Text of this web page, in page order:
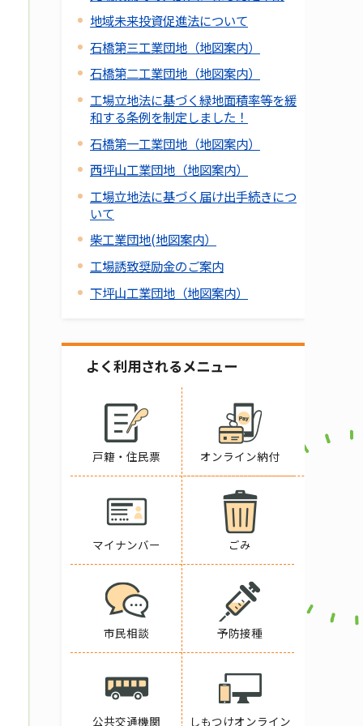
地域未来投資促進法について
石橋第三工業団地（地図案内）
石橋第二工業団地（地図案内）
工場立地法に基づく緑地面積率等を緩
和する条例を制定しました！
石橋第一工業団地（地図案内）
西坪山工業団地（地図案内）
工場立地法に基づく届け出手続きにつ
いて
柴工業団地(地図案内）
工場誘致奨励金のご案内
下坪山工業団地（地図案内）
よく利用されるメニュー
戸籍・住民票 オンライン納付
マイナンバー ごみ
市民相談 予防接種
公共交通機関 しもつけオンライン